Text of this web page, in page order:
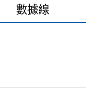
數據線